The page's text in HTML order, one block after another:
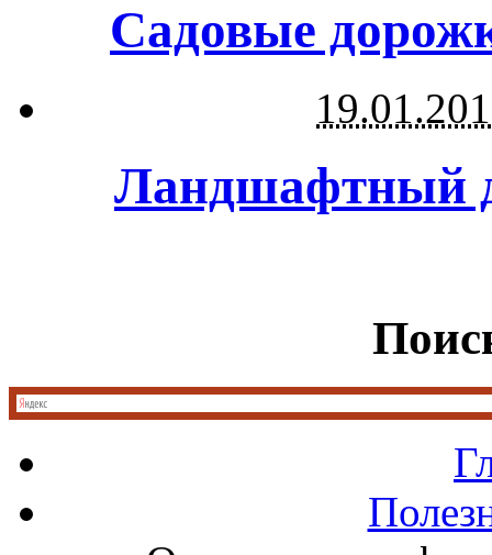
Садовые
Ландшафтный